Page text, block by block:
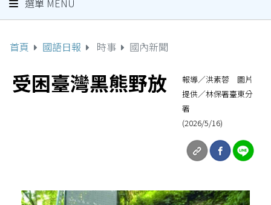
選單 MENU
首頁 國語日報 時事 國內新聞
受困臺灣黑熊野放
報導／洪素蓉 圖片
提供／林保署臺東分
署
(2026/5/16)